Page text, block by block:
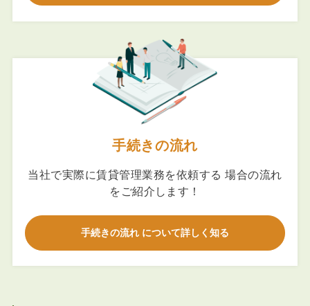
手続きの流れ
当社で実際に賃貸管理業務を依頼する 場合の流れ
をご紹介します！
手続きの流れ について詳しく知る